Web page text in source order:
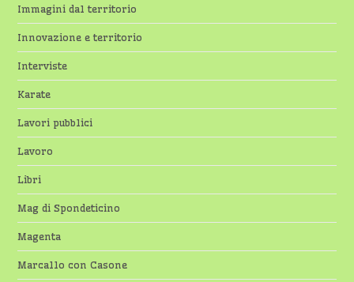
Immagini dal territorio
Innovazione e territorio
Interviste
Karate
Lavori pubblici
Lavoro
Libri
Mag di Spondeticino
Magenta
Marcallo con Casone